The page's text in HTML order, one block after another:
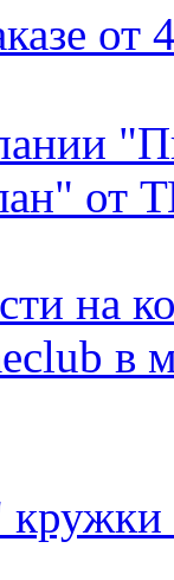
от
от
на
в